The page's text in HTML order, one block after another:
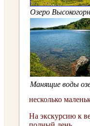
Озеро
Манящие воды
несколько
На экскурсию к